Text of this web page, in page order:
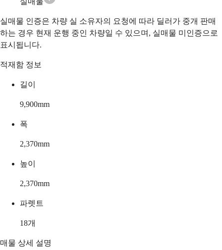
실매물 인증은 차량 실 소유자의 요청에 따라 딜러가 중개 판매
하는 경우 현재 운행 중인 차량일 수 있으며, 실매물 미인증으로
표시됩니다.
적재함 정보
길이
9,900mm
폭
2,370mm
높이
2,370mm
파렛트
18개
매물 상세 설명